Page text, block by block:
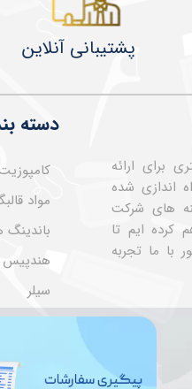
برای ارائه
اندازی شده
های شرکت
کرده ایم تا
با ما تجربه
دسته
مواد
باندینگ
هندپیس
سیلر
پشتیبانی آنلاین